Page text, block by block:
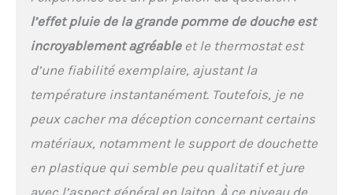
techniques
supplémentaires » dans
les instructions de
montage (français non
garantie légaux restent
intacts. Depuis plus de 40
développe des produits
pour le domaine sanitaire.
À notre emplacement de
l’effet pluie de la grande pomme de douche est
incroyablement agréableet le thermostat est
d’une fiabilité exemplaire, ajustant la
température instantanément. Toutefois, je ne
peux cacher ma déception concernant certains
matériaux, notamment le support de douchette
en plastique qui semble peu qualitatif et jure
avec l’aspect général en laiton. À ce niveau de